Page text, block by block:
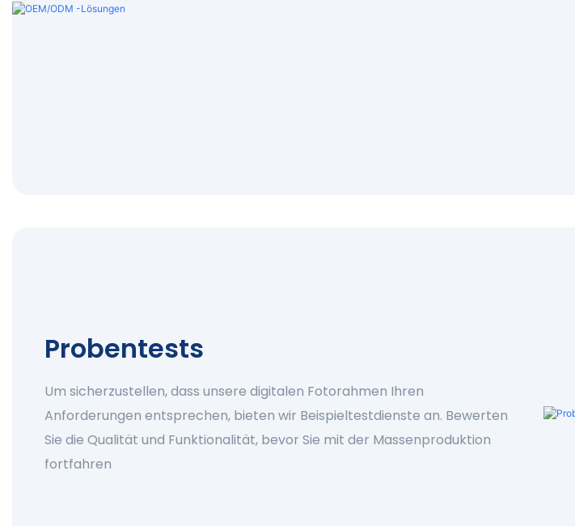
Probentests
Um sicherzustellen, dass unsere digitalen Fotorahmen Ihren
Anforderungen entsprechen, bieten wir Beispieltestdienste an. Bewerten
Sie die Qualität und Funktionalität, bevor Sie mit der Massenproduktion
fortfahren